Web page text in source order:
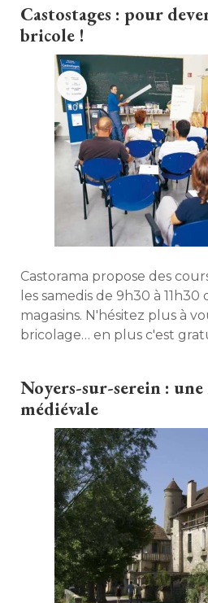
Castostages : pour
bricole !
Castorama propose des
les samedis de 9h30 à 11h30
magasins. N'hésitez plus à
bricolage… en plus c'est
Noyers-sur-serein : une
médiévale